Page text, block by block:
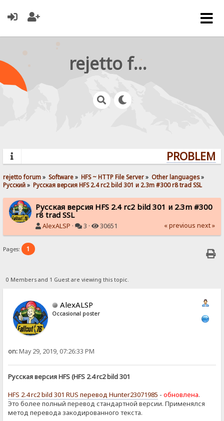
rejetto forum
rejetto forum» Software» HFS ~ HTTP File Server» Other languages»
Pусский» Русская версия HFS 2.4 rc2 bild 301 и 2.3m #300 r8 trad SSL
Русская версия HFS 2.4 rc2 bild 301 и 2.3m #300
r8 trad SSL
AlexALSP · 3 · 30651 « previous next »
Pages: 1
0 Members and 1 Guest are viewing this topic.
AlexALSP
Occasional poster
on:May 29, 2019, 07:26:33 PM
Русская версия HFS (HFS 2.4 rc2 bild 301
HFS 2.4 rc2 bild 301 RUS перевод Hunter23071985 -обновлена.
Это более полный перевод стандартной версии. Применялся
метод перевода закодированного текста.